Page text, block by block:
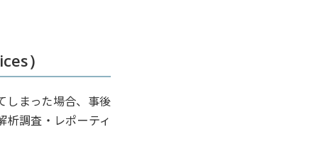
）
しまった場合、事後
析調査・レポーティ